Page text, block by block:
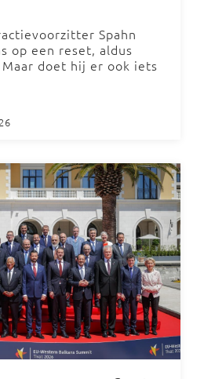
Spahn
op een reset, aldus
doet hij er ook iets